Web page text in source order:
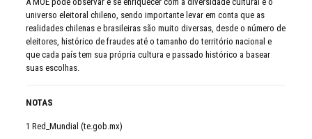
universo eleitoral chileno, sendo importante levar em conta que as
realidades chilenas e brasileiras são muito diversas, desde o número de
eleitores, histórico de fraudes até o tamanho do território nacional e
que cada país tem sua própria cultura e passado histórico a basear
suas escolhas.
NOTAS
1 Red_Mundial (te.gob.mx)